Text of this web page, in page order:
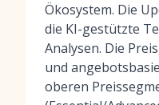
Ökosystem. Die
die KI-gestützte
Analysen. Die
und
oberen